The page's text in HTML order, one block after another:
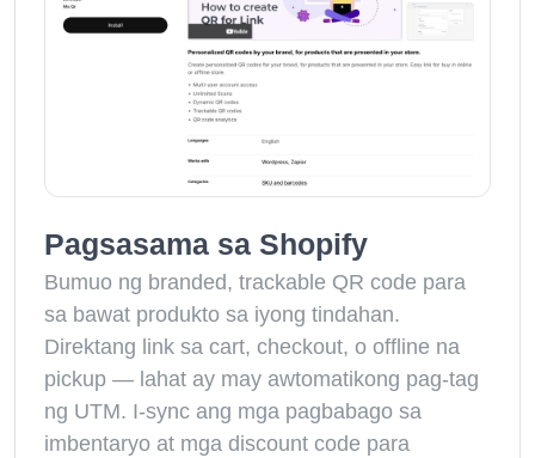
Pagsasama sa Shopify
Bumuo ng branded, trackable QR code para
sa bawat produkto sa iyong tindahan.
Direktang link sa cart, checkout, o offline na
pickup — lahat ay may awtomatikong pag-tag
ng UTM. I-sync ang mga pagbabago sa
imbentaryo at mga discount code para